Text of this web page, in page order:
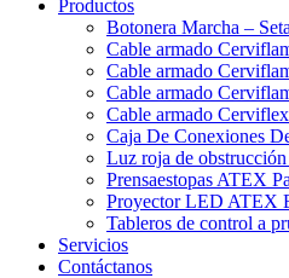
Productos
Botonera Marcha –
Cable armado
Cable armado
Cable armado
Cable armado
Caja De Conexiones
Luz roja de
Prensaestopas ATEX
Proyector LED ATEX
Tableros de control a
Servicios
Contáctanos